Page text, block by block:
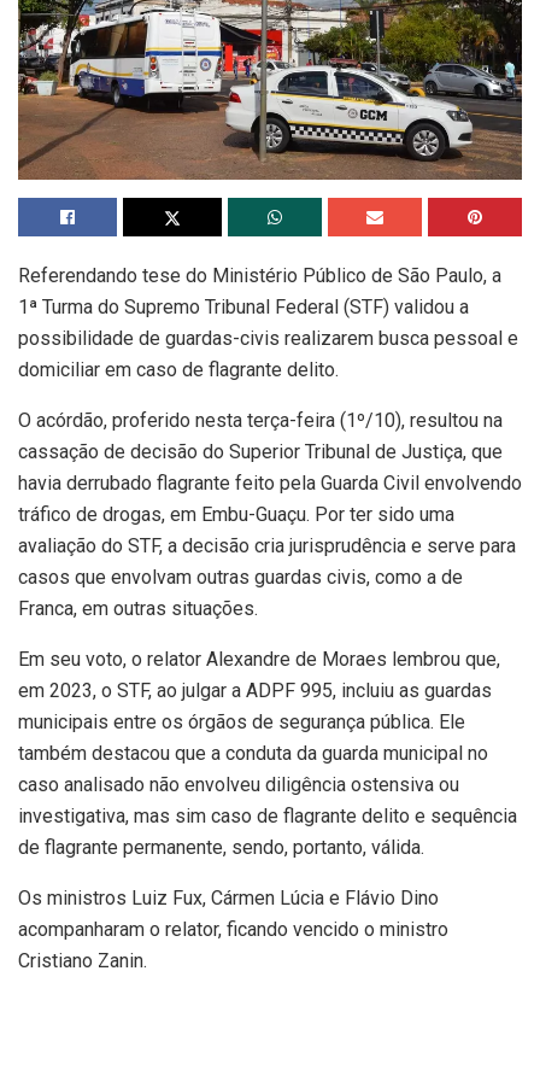
Referendando tese do Ministério Público de São Paulo, a
1ª Turma do Supremo Tribunal Federal (STF) validou a
possibilidade de guardas-civis realizarem busca pessoal e
domiciliar em caso de flagrante delito.
O acórdão, proferido nesta terça-feira (1º/10), resultou na
cassação de decisão do Superior Tribunal de Justiça, que
havia derrubado flagrante feito pela Guarda Civil envolvendo
tráfico de drogas, em Embu-Guaçu. Por ter sido uma
avaliação do STF, a decisão cria jurisprudência e serve para
casos que envolvam outras guardas civis, como a de
Franca, em outras situações.
Em seu voto, o relator Alexandre de Moraes lembrou que,
em 2023, o STF, ao julgar a ADPF 995, incluiu as guardas
municipais entre os órgãos de segurança pública. Ele
também destacou que a conduta da guarda municipal no
caso analisado não envolveu diligência ostensiva ou
investigativa, mas sim caso de flagrante delito e sequência
de flagrante permanente, sendo, portanto, válida.
Os ministros Luiz Fux, Cármen Lúcia e Flávio Dino
acompanharam o relator, ficando vencido o ministro
Cristiano Zanin.